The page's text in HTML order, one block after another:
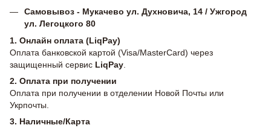
Самовывоз - Мукачево ул. Духновича, 14 / Ужгород
ул. Легоцкого 80
1. Онлайн оплата (LiqPay)
Оплата банковской картой (Visa/MasterCard) через
защищенный сервис LiqPay.
2. Оплата при получении
Оплата при получении в отделении Новой Почты или
Укрпочты.
3. Наличные/Карта